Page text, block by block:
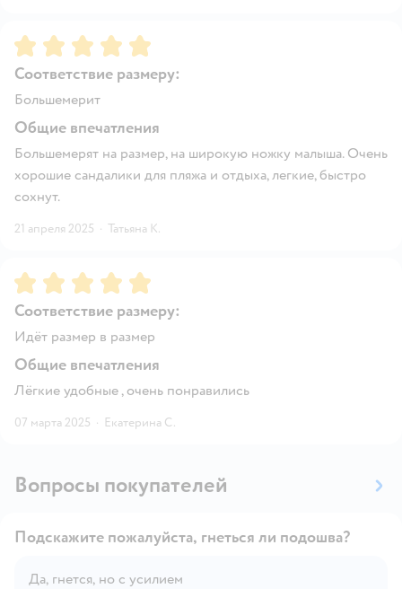
Рейтинг:5
Соответствие размеру:
Большемерит
Общие впечатления
Большемерят на размер, на широкую ножку малыша. Очень
хорошие сандалики для пляжа и отдыха, легкие, быстро
сохнут.
21 апреля 2025 · Татьяна К.
Рейтинг:5
Соответствие размеру:
Идёт размер в размер
Общие впечатления
Лёгкие удобные , очень понравились
07 марта 2025 · Екатерина С.
Вопросы покупателей
Подскажите пожалуйста, гнеться ли подошва?
Да, гнется, но с усилием